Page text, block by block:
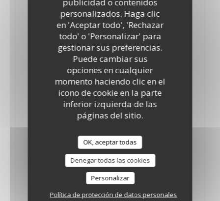
personalizados. Haga clic
en 'Aceptar todo', 'Rechazar
todo' o 'Personalizar' para
gestionar sus preferencias.
Puede cambiar sus
opciones en cualquier
momento haciendo clic en el
icono de cookie en la parte
inferior izquierda de las
páginas del sitio.
OK, aceptar todas
Denegar todas las cookies
Personalizar
Política de protección de datos personales
4,50 EUR
Le Verre
24,90 EUR
75cl
Pinot Noir de Meuse
4,50 EUR
Le Verre .
24,90 EUR
75cl
Saint Nicolas de Bourgueil rouge
23,90 EUR
75cl
Sancerre Blanc
5,20 EUR
Le Verre
33,00 EUR
75cl
Beaujolais Villages
13,80 EUR 20,50 EUR